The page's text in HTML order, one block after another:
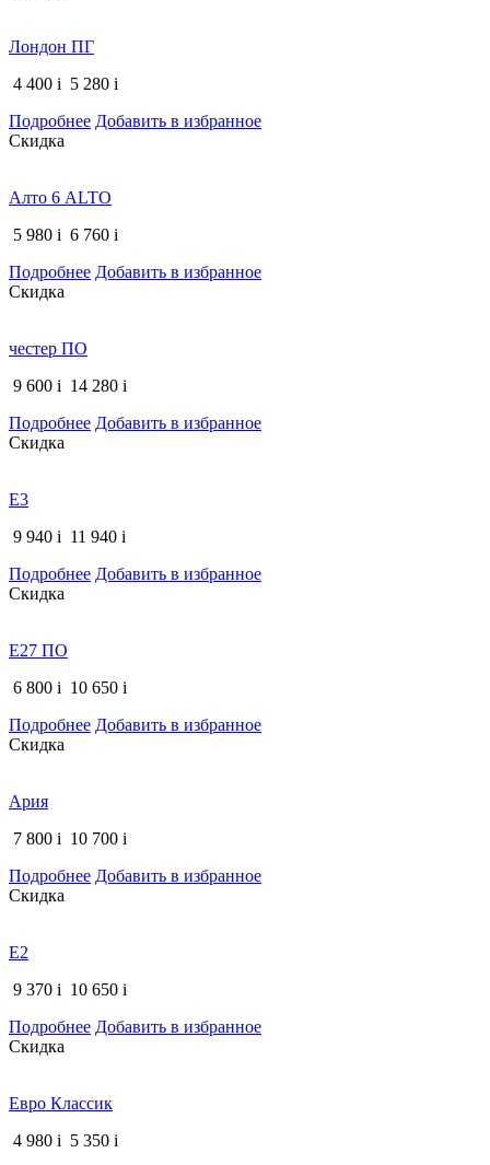
Лондон ПГ
4 400 i 5 280 i
Подробнее Добавить в избранное
Скидка
Алто 6 ALTO
5 980 i 6 760 i
Подробнее Добавить в избранное
Скидка
честер ПО
9 600 i 14 280 i
Подробнее Добавить в избранное
Скидка
E3
9 940 i 11 940 i
Подробнее Добавить в избранное
Скидка
E27 ПО
6 800 i 10 650 i
Подробнее Добавить в избранное
Скидка
Ария
7 800 i 10 700 i
Подробнее Добавить в избранное
Скидка
Е2
9 370 i 10 650 i
Подробнее Добавить в избранное
Скидка
Евро Классик
4 980 i 5 350 i